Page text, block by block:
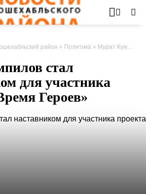
район » Политика » Мурат Кумпилов
стал
для участника
Героев»